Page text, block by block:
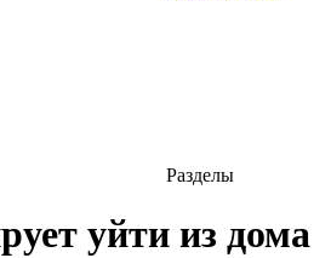
Разделы
уйти из дома